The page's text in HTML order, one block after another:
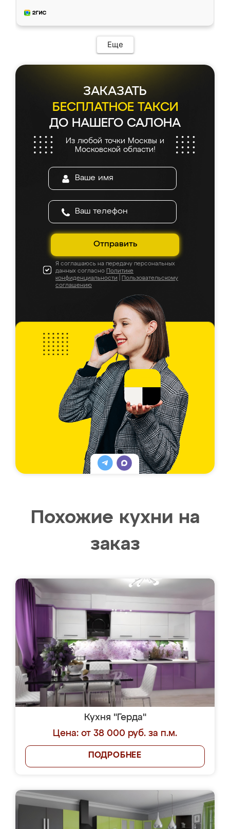
приехал замерщик, всё спокойно объяснил
и снял размеры. Изготовили в срок, с
мебель сразу встала на свое место без
каких-либо доработок. Качеством осталась
довольна, все выглядит так, как и ожидала.
Еще
ЗАКАЗАТЬ
БЕСПЛАТНОЕ ТАКСИ
ДО НАШЕГО САЛОНА
Из любой точки Москвы и
Московской области!
Отправить
Я соглашаюсь на передачу персональных
данных согласно Политике
конфиденциальности
Пользовательскому
соглашению
Похожие кухни на
заказ
Кухня "Герда"
Цена: от 38 000 руб. за п.м.
ПОДРОБНЕЕ